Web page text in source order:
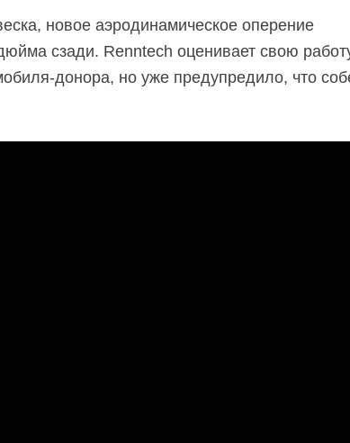
новое аэродинамическое оперение
сзади. Renntech оценивает свою
донора, но уже предупредило, что